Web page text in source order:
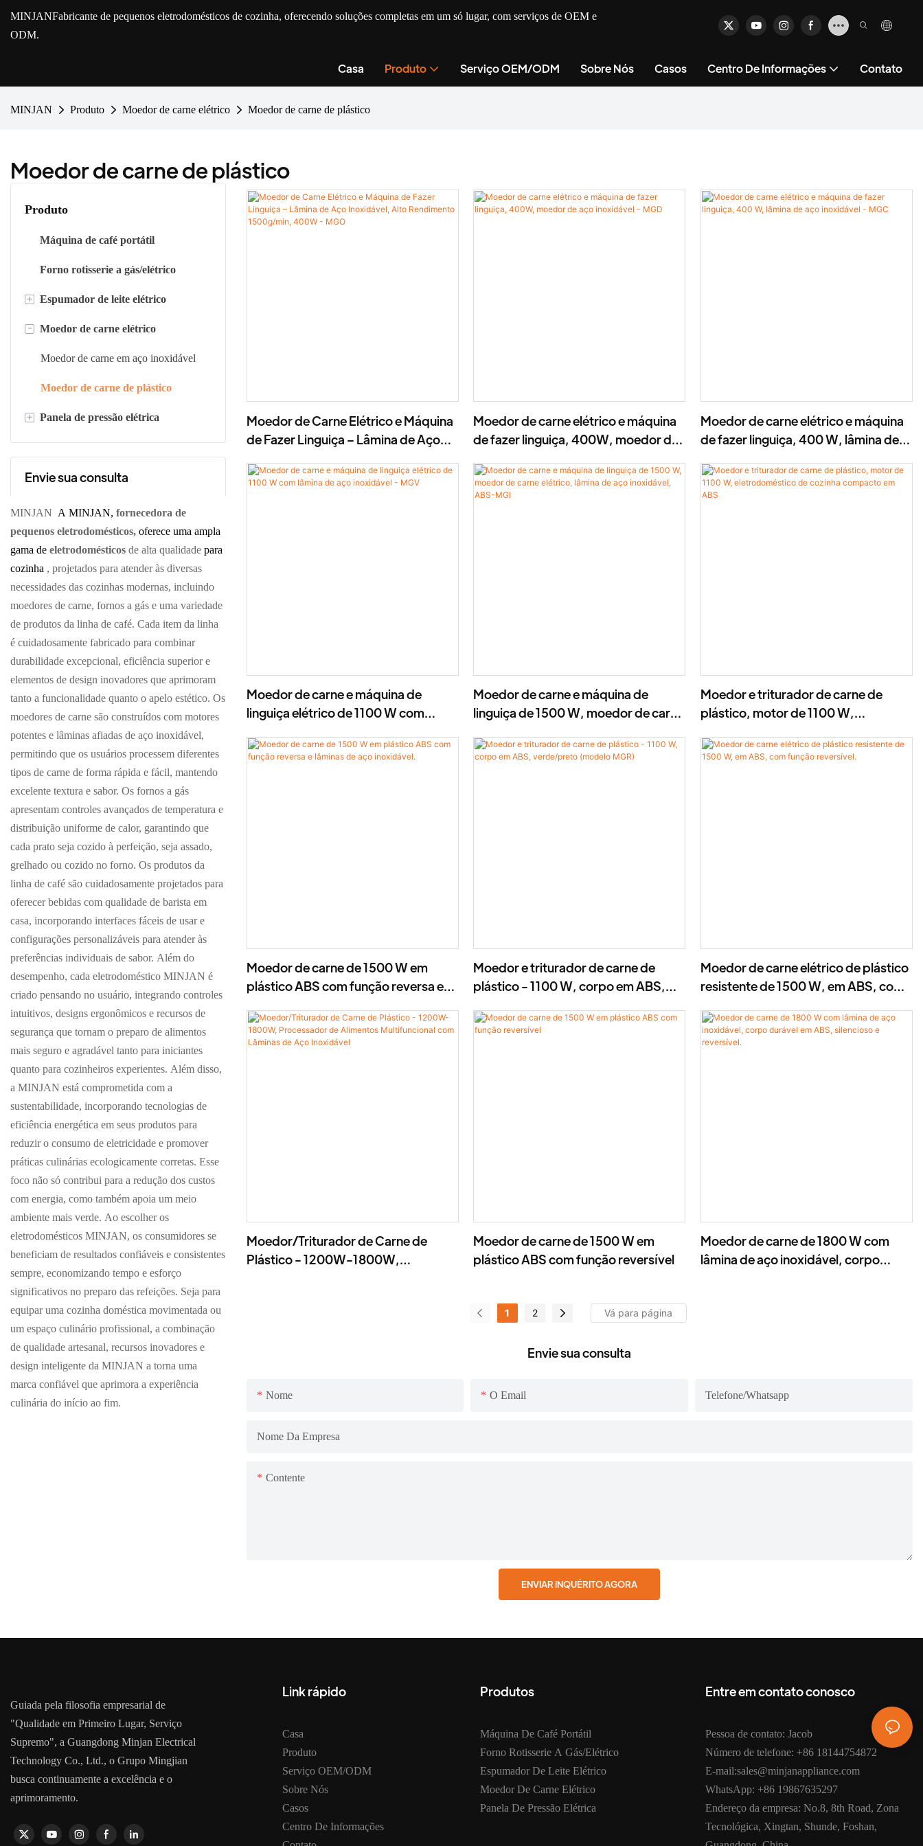
MINJANFabricante de pequenos eletrodomésticos de cozinha, oferecendo soluções completas em um só lugar, com serviços de OEM e
ODM.
Casa Produto Serviço OEM/ODM Sobre Nós Casos Centro De Informações Contato
MINJAN Produto Moedor de carne elétrico Moedor de carne de plástico
Moedor de carne de plástico
Produto
Máquina de café portátil
Forno rotisserie a gás/elétrico
+ Espumador de leite elétrico
Espumador de leite elétrico de 300
ml
- Moedor de carne elétrico
Moedor de carne em aço inoxidável
Moedor de carne de plástico
+ Panela de pressão elétrica
Panela de pressão digital
Panela de pressão mecânica
Envie sua consulta
MINJAN A MINJAN, fornecedora de
pequenos eletrodomésticos, oferece uma ampla
gama de eletrodomésticos de alta qualidade para
cozinha , projetados para atender às diversas
necessidades das cozinhas modernas, incluindo
moedores de carne, fornos a gás e uma variedade
de produtos da linha de café. Cada item da linha
é cuidadosamente fabricado para combinar
durabilidade excepcional, eficiência superior e
elementos de design inovadores que aprimoram
tanto a funcionalidade quanto o apelo estético. Os
moedores de carne são construídos com motores
potentes e lâminas afiadas de aço inoxidável,
permitindo que os usuários processem diferentes
tipos de carne de forma rápida e fácil, mantendo
excelente textura e sabor. Os fornos a gás
apresentam controles avançados de temperatura e
distribuição uniforme de calor, garantindo que
cada prato seja cozido à perfeição, seja assado,
grelhado ou cozido no forno. Os produtos da
linha de café são cuidadosamente projetados para
oferecer bebidas com qualidade de barista em
casa, incorporando interfaces fáceis de usar e
configurações personalizáveis ​​para atender às
preferências individuais de sabor. Além do
desempenho, cada eletrodoméstico MINJAN é
criado pensando no usuário, integrando controles
intuitivos, designs ergonômicos e recursos de
segurança que tornam o preparo de alimentos
mais seguro e agradável tanto para iniciantes
quanto para cozinheiros experientes. Além disso,
a MINJAN está comprometida com a
sustentabilidade, incorporando tecnologias de
eficiência energética em seus produtos para
reduzir o consumo de eletricidade e promover
práticas culinárias ecologicamente corretas. Esse
foco não só contribui para a redução dos custos
com energia, como também apoia um meio
ambiente mais verde. Ao escolher os
eletrodomésticos MINJAN, os consumidores se
beneficiam de resultados confiáveis ​​e consistentes
sempre, economizando tempo e esforço
significativos no preparo das refeições. Seja para
equipar uma cozinha doméstica movimentada ou
um espaço culinário profissional, a combinação
de qualidade artesanal, recursos inovadores e
design inteligente da MINJAN a torna uma
marca confiável que aprimora a experiência
culinária do início ao fim.
Moedor de Carne Elétrico e Máquina
de Fazer Linguiça – Lâmina de Aço
1500g/min, 400W - MGO
Moedor de carne elétrico e máquina
de fazer linguiça, 400W, moedor de
Moedor de carne elétrico e máquina
de fazer linguiça, 400 W, lâmina de
Moedor de carne e máquina de
linguiça elétrico de 1100 W com
Moedor de carne e máquina de
linguiça de 1500 W, moedor de carne
ABS-MGI
Moedor e triturador de carne de
plástico, motor de 1100 W,
compacto em ABS
Moedor de carne de 1500 W em
plástico ABS com função reversa e
Moedor e triturador de carne de
plástico - 1100 W, corpo em ABS,
Moedor de carne elétrico de plástico
resistente de 1500 W, em ABS, com
Moedor/Triturador de Carne de
Plástico - 1200W-1800W,
Moedor de carne de 1500 W em
plástico ABS com função reversível
Moedor de carne de 1800 W com
lâmina de aço inoxidável, corpo
1 2
Envie sua consulta
Nome O Email Telefone/whatsapp
Nome Da Empresa
Contente
ENVIAR INQUÉRITO AGORA
Guiada pela filosofia empresarial de
"Qualidade em Primeiro Lugar, Serviço
Supremo", a Guangdong Minjan Electrical
Technology Co., Ltd., o Grupo Mingjian
busca continuamente a excelência e o
aprimoramento.
Link rápido
Casa
Produto
Serviço OEM/ODM
Sobre Nós
Casos
Centro De Informações
Produtos
Máquina De Café Portátil
Forno Rotisserie A Gás/elétrico
Espumador De Leite Elétrico
Moedor De Carne Elétrico
Panela De Pressão Elétrica
Entre em contato conosco
Pessoa de contato: Jacob
Número de telefone: +86 18144754872
E-mail:sales@minjanappliance.com
WhatsApp: +86 19867635297
Endereço da empresa: No.8, 8th Road, Zona
Tecnológica, Xingtan, Shunde, Foshan,